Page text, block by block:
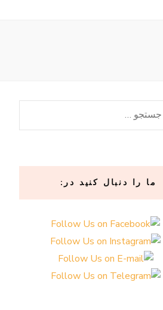
جستجو
برای:
ما را دنبال کنید در: